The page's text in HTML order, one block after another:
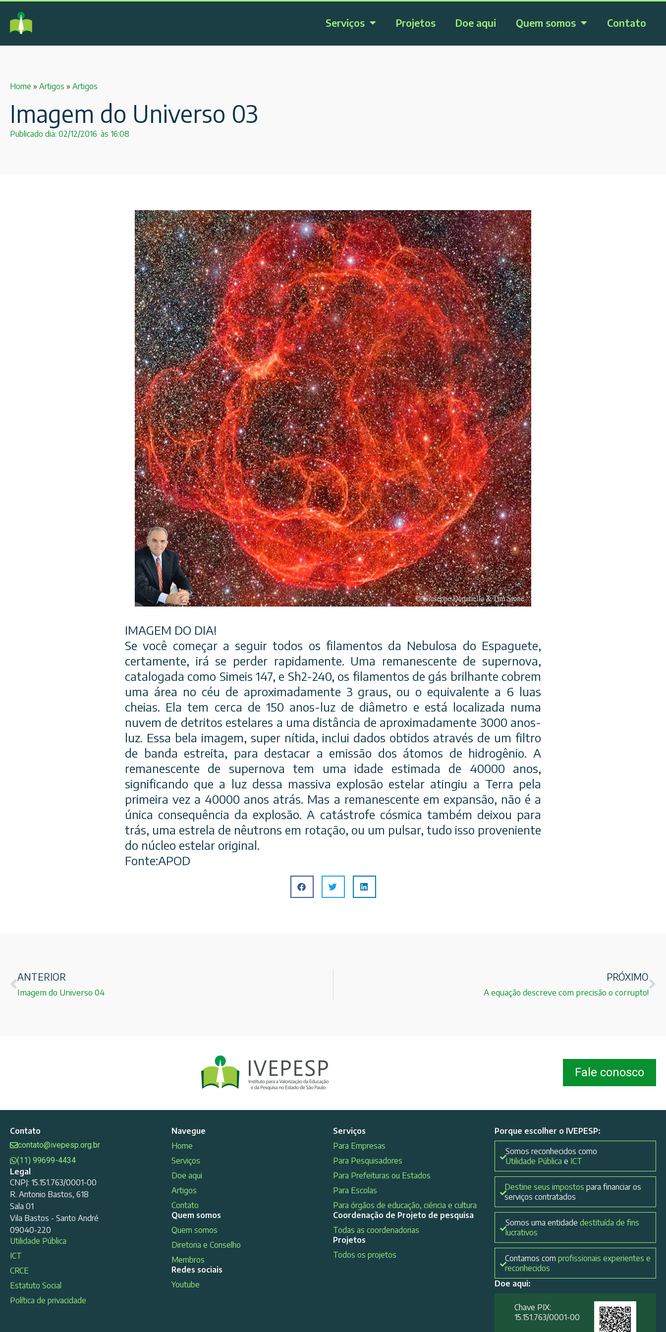
Serviços Projetos Doe aqui Quem somos Contato
Home » Artigos » Artigos
Imagem do Universo 03
Publicado dia: 02/12/2016 às 16:08
IMAGEM DO DIA!
Se você começar a seguir todos os filamentos da Nebulosa do Espaguete,
certamente, irá se perder rapidamente. Uma remanescente de supernova,
catalogada como Simeis 147, e Sh2-240, os filamentos de gás brilhante cobrem
uma área no céu de aproximadamente 3 graus, ou o equivalente a 6 luas
cheias. Ela tem cerca de 150 anos-luz de diâmetro e está localizada numa
nuvem de detritos estelares a uma distância de aproximadamente 3000 anos-
luz. Essa bela imagem, super nítida, inclui dados obtidos através de um filtro
de banda estreita, para destacar a emissão dos átomos de hidrogênio. A
remanescente de supernova tem uma idade estimada de 40000 anos,
significando que a luz dessa massiva explosão estelar atingiu a Terra pela
primeira vez a 40000 anos atrás. Mas a remanescente em expansão, não é a
única consequência da explosão. A catástrofe cósmica também deixou para
trás, uma estrela de nêutrons em rotação, ou um pulsar, tudo isso proveniente
do núcleo estelar original.
Fonte:APOD
ANTERIOR
Imagem do Universo 04
PRÓXIMO
A equação descreve com precisão o corrupto!
Fale conosco
Contato
contato@ivepesp.org.br
(11) 99699-4434
Legal
CNPJ: 15.151.763/0001-00
R. Antonio Bastos, 618
Sala 01
Vila Bastos - Santo André
09040-220
Utilidade Pública
ICT
CRCE
Estatuto Social
Política de privacidade
Navegue
Home
Serviços
Doe aqui
Artigos
Contato
Quem somos
Quem somos
Diretoria e Conselho
Membros
Redes sociais
Youtube
Serviços
Para Empresas
Para Pesquisadores
Para Prefeituras ou Estados
Para Escolas
Para órgãos de educação, ciência e cultura
Coordenação de Projeto de pesquisa
Todas as coordenadorias
Projetos
Todos os projetos
Porque escolher o IVEPESP:
Somos reconhecidos como
Utilidade Pública e ICT
Destine seus impostos para financiar os
serviços contratados
Somos uma entidadedestituída de fins
lucrativos
Contamos com profissionais experientes e
reconhecidos
Doe aqui:
Chave PIX:
15.151.763/0001-00​